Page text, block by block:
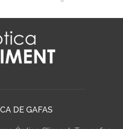
DE GAFAS